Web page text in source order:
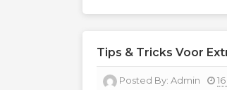
Tips & Tricks Voor
Posted By: Admin